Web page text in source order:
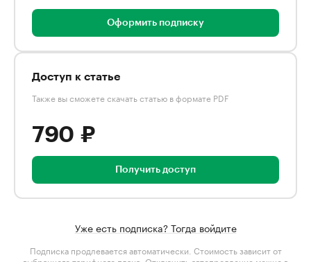
Оформить подписку
Доступ к статье
Также вы сможете скачать статью в формате PDF
790 ₽
Получить доступ
Уже есть подписка? Тогда войдите
Подписка продлевается автоматически. Стоимость зависит от